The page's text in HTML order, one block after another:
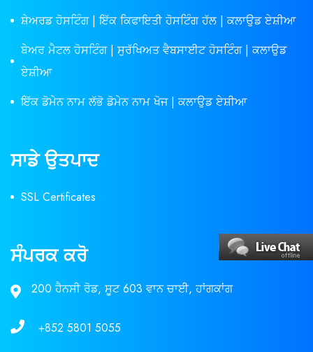
ਸ਼ੇਅਰਡ ਹੋਸਟਿੰਗ | ਇੱਕ ਕਿਫਾਇਤੀ ਹੋਸਟਿੰਗ ਹੱਲ | ਕਲਾਉਡ ਏਸ਼ੀਆ
ਬੇਅਰ ਮੈਟਲ ਹੋਸਟਿੰਗ | ਸੁਰੱਖਿਅਤ ਵੈਬਸਾਈਟ ਹੋਸਟਿੰਗ | ਕਲਾਉਡ
ਏਸ਼ੀਆ
ਇੱਕ ਡੋਮੇਨ ਨਾਮ ਲੱਭੋ ਡੋਮੇਨ ਨਾਮ ਖੋਜ | ਕਲਾਉਡ ਏਸ਼ੀਆ
ਸਾਡੇ ਉਤਪਾਦ
SSL Certificates
ਸੰਪਰਕ ਕਰੋ
200 ਹੈਨਸੀ ਰੋਡ, ਸੂਟ 603 ਵਾਨ ਚਾਈ, ਹਾਂਗਕਾਂਗ
+852 5801 5055